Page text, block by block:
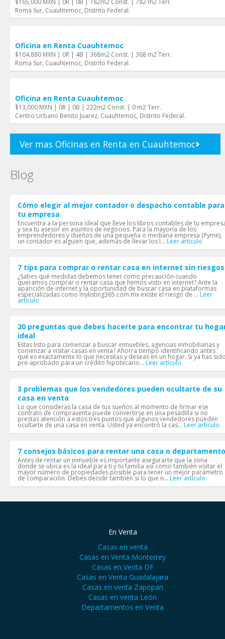
$165,000 MXN | 0R | 0B | 782m2 Const. | 782 m2 Terr.
Roma Sur, Cuauhtemoc, Distrito Federal.
Oficina en Renta Cuauhtemoc
$104,880 MXN | 0R | 4B | 368m2 Const. | 368 m2 Terr.
Roma Sur, Cuauhtemoc, Distrito Federal.
Oficina en Renta Cuauhtemoc
$13,000 MXN | 0R | 0B | 222m2 Const. | 0 m2 Terr.
Centro Urbano Benito Juarez, Cuauhtemoc, Distrito Federal.
Ver mas Oficinas en Renta en Cuauhtemoc
Blog
Cómo elegir al mejor contador o despacho contable para
tu empresa
Encuentra a la persona ideal que lleve los libros contables de tu
y sea tu asesor en asuntos de negocios. Para la mayoría de los
emprendedores y dueños de una pequeña o mediana empresa (Pyme),
un contador es alguien que, además de llevar los l... Leer artículo
7 tips para comprar o rentar casa en internet sin riesgos
¿Sabes qué medidas debemos tener como precaución cuando
queramos comprar o rentar casa que hemos visto en internet? Ante la
aparición de internet y la oportunidad de buscar casa en plataformas
especializadas como mylisting365.com.mx existe el riesgo de ... Leer
artículo
20 preguntas que debes hacerte para encontrar tu
ideal
Estas listo para comenzar a buscar inmuebles, agencias inmobiliarias y
comenzar a visitar casas en venta? Ahorra tiempo identificando antes
qué es exactamente lo que necesitas y deseas en un hogar. Si ya has
pre-aprobado para un crédito hipotecario... Leer artículo
3 problemas que los vendedores pueden ocultarte de su
casa en venta
Lo que consideras la casa de tus sueños al momento de firmar ese
contrato de compraventa puede convertirse en una pesadilla si no
prestas atención a estos tres puntos que algunos vendedores pueden
ocultarte de una casa en venta. Usted ya encontró la cas... Leer artículo
7 consejos básicos para rentar una casa o departamento
Antes de rentar un inmueble es importante asegurarte que la zona
donde se ubica es la ideal para ti y tu familia así como también visitar el
mayor número de propiedades posible para tener un mejor parámetro
de comparación. Debes decidir también si lo que n... Leer artículo
En Venta
Casas en venta
Casas en Venta Monterrey
Casas en Venta DF
Casas en Venta Guadalajara
Casas en venta Zapopan
Casas en venta León
Departamentos en Venta